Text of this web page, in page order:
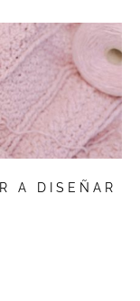
A DISEÑAR